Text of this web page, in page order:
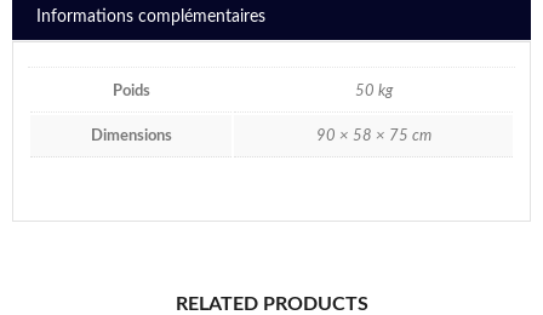
Informations complémentaires
Poids 50 kg
Dimensions 90 × 58 × 75 cm
RELATED PRODUCTS